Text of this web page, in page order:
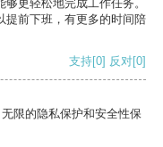
更轻松地完成工作任务。
提前下班，有更多的时间陪
支持[0] 反对[0]
限的隐私保护和安全性保